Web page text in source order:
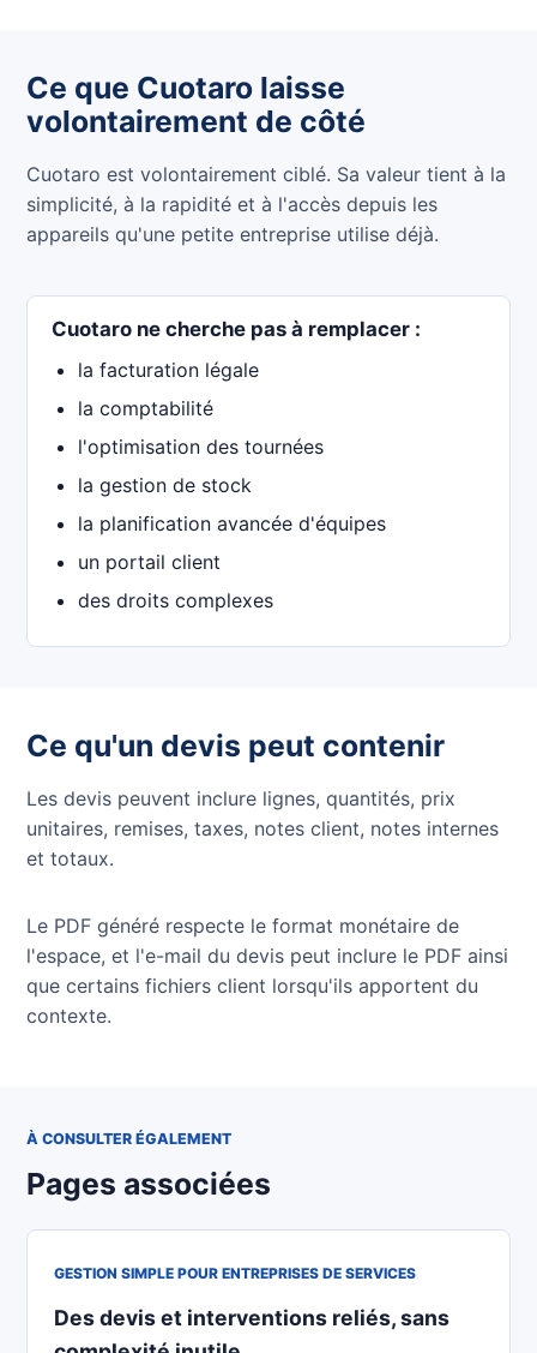
Ce que Cuotaro laisse
volontairement de côté
Cuotaro est volontairement ciblé. Sa valeur tient à la
simplicité, à la rapidité et à l'accès depuis les
appareils qu'une petite entreprise utilise déjà.
Cuotaro ne cherche pas à remplacer :
la facturation légale
la comptabilité
l'optimisation des tournées
la gestion de stock
la planification avancée d'équipes
un portail client
des droits complexes
Ce qu'un devis peut contenir
Les devis peuvent inclure lignes, quantités, prix
unitaires, remises, taxes, notes client, notes internes
et totaux.
Le PDF généré respecte le format monétaire de
l'espace, et l'e-mail du devis peut inclure le PDF ainsi
que certains fichiers client lorsqu'ils apportent du
contexte.
À CONSULTER ÉGALEMENT
Pages associées
GESTION SIMPLE POUR ENTREPRISES DE SERVICES
Des devis et interventions reliés, sans